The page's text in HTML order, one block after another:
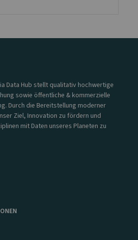
Data Hub stellt qualitativ hochwertige
sowie öffentliche & kommerzielle
Durch die Bereitstellung moderner
Ziel, Innovation zu fördern und
mit Daten unseres Planeten zu